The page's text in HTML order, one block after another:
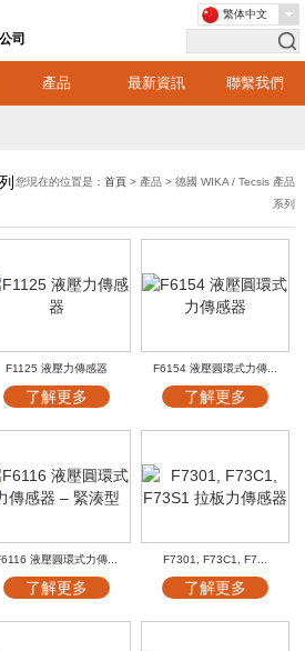
司
產品 最新資訊 聯繫我們
繁体中文
您現在的位置是：首頁 > 產品 > 德國 WIKA / Tecsis 產品
系列
F1125 液壓力傳感器
了解更多
F6154 液壓圓環式力傳...
了解更多
液壓圓環式力傳...
了解更多
F7301, F73C1, F7...
了解更多